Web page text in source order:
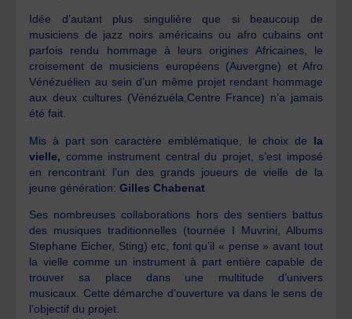
Idée d’autant plus singulière que si beaucoup de
musiciens de jazz noirs américains ou afro cubains ont
parfois rendu hommage à leurs origines Africaines, le
croisement de musiciens européens (Auvergne) et Afro
Vénézuélien au sein d’un même projet rendant hommage
aux deux cultures (Vénézuéla,Centre France) n’a jamais
été fait.
Mis à part son caractère emblématique, le choix de la
vielle, comme instrument central du projet, s’est imposé
en rencontrant l’un des grands joueurs de vielle de la
jeune génération:Gilles Chabenat
Ses nombreuses collaborations hors des sentiers battus
des musiques traditionnelles (tournée I Muvrini, Albums
Stephane Eicher, Sting) etc, font qu’il « pense » avant tout
la vielle comme un instrument à part entière capable de
trouver sa place dans une multitude d’univers
musicaux. Cette démarche d’ouverture va dans le sens de
l’objectif du projet.